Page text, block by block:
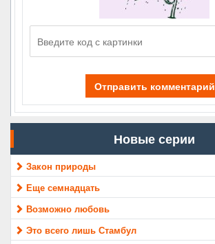
Отправить комментарий
Новые серии
Закон природы
Еще семнадцать
Возможно любовь
Это всего лишь Стамбул